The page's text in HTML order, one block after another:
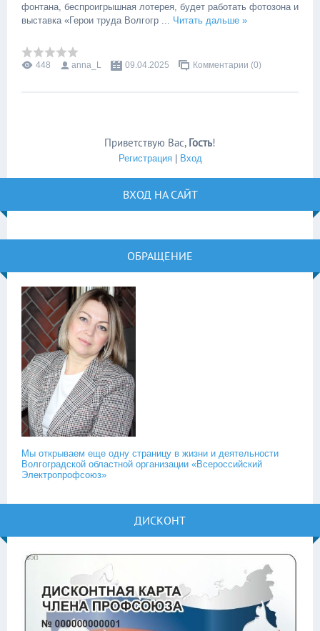
фонтана, беспроигрышная лотерея, будет работать фотозона и
выставка «Герои труда Волгогр
Читать дальше »
448 anna_L 09.04.2025 Комментарии (0)
Приветствую Вас, Гость!
Регистрация| Вход
ВХОД НА САЙТ
ОБРАЩЕНИЕ
Мы открываем еще одну страницу в жизни и деятельности
Волгоградской областной организации «Всероссийский
Электропрофсоюз»
ДИСКОНТ